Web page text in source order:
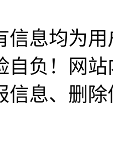
信息均为
自负！网
信息、删